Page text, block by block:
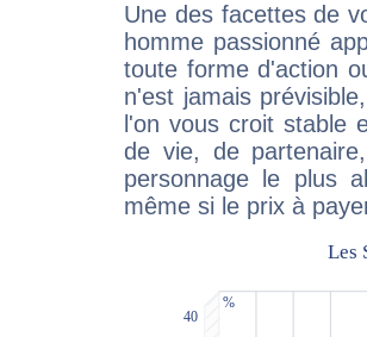
Une des facettes de
homme passionné
toute forme d'action
n'est jamais
l'on vous croit stable
de vie, de
personnage le plus
même si le prix à